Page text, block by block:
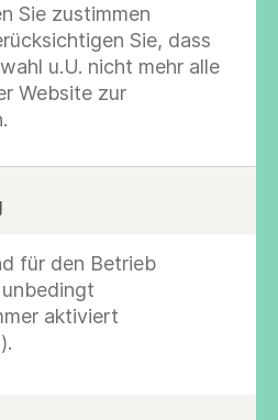
keine Angabe
Sie zustimmen
Sie, dass
u.U. nicht mehr alle
Website zur
für den Betrieb
aktiviert